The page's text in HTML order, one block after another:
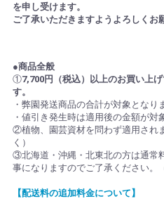
を申し受けます。
ご了承いただきますようよろしくお
●商品全般
①7,700円（税込）以上のお買い上
す。
・弊園発送商品の合計が対象となり
・値引き発生時は適用後の金額が対
②植物、園芸資材を問わず適用され
く）
③北海道・沖縄・北東北の方は通常
事になりますのでご了承ください。
【配送料の追加料金について】